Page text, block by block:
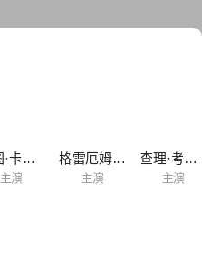
坦图·卡丁诺
主演
格雷厄姆·格林
主演
查理·考克斯
主演